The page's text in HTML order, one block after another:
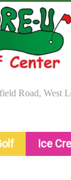
Road, West
Ice